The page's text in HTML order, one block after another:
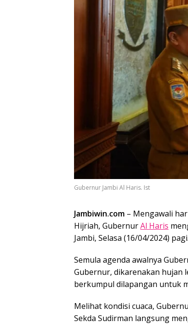
Gubernur Jambi Al Haris. Ist
Jambiwin.com – Mengawali
Hijriah, GubernurAl Haris
Jambi, Selasa (16/04/2024) pagi.
Semula agenda awalnya
Gubernur, dikarenakan hujan
berkumpul dilapangan untuk
Melihat kondisi cuaca,
Sekda Sudirman langsung